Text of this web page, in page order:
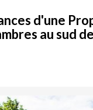
d'une
au sud